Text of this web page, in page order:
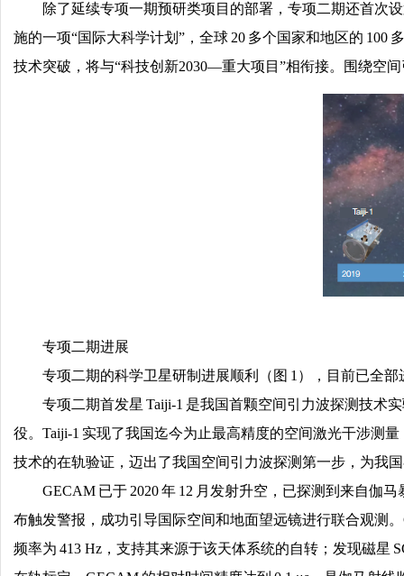
除了延续专项一期预研类项目的部署，专项二期还首次
施的一项“国际大科学计划”，全球 20 多个国家和地区的
技术突破，将与“科技创新2030—重大项目”相衔接。围绕空
专项二期进展
专项二期的科学卫星研制进展顺利（图 1），目前已全
专项二期首发星 Taiji-1 是我国首颗空间引力波探测技术
役。Taiji-1 实现了我国迄今为止最高精度的空间激光干涉测
技术的在轨验证，迈出了我国空间引力波探测第一步，为我
GECAM 已于 2020 年 12 月发射升空，已探测到来自伽
布触发警报，成功引导国际空间和地面望远镜进行联合观测
频率为 413 Hz，支持其来源于该天体系统的自转；发现磁星